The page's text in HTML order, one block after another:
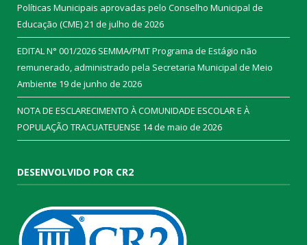
Políticas Municipais aprovadas pelo Conselho Municipal de
Educação (CME)21 de julho de 2026
EDITAL N° 001/2026 SEMMA/PMT Programa de Estágio não
remunerado, administrado pela Secretaria Municipal de Meio
Ambiente 19 de junho de 2026
NOTA DE ESCLARECIMENTO À COMUNIDADE ESCOLAR E À
POPULAÇÃO TRACUATEUENSE 14 de maio de 2026
DESENVOLVIDO POR CR2